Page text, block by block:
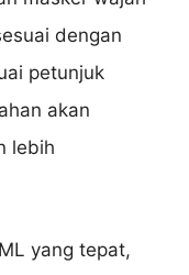
dengan
petunjuk
akan
lebih
yang tepat,